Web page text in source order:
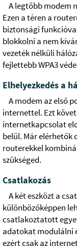
A legtöbb modem
Ezen a téren a
biztonsági
blokkolni a nem
vezeték nélküli
fejlettebb WPA3
Elhelyezkedés a
A modem az első
internettel. Ezt
internetkapcsolat
belül. Már elérhetők
routerekkel
szükséged.
Csatlakozás
A két eszközt a
különbözőképpen
csatlakoztatott
adatokat modulálni
ezért csak az